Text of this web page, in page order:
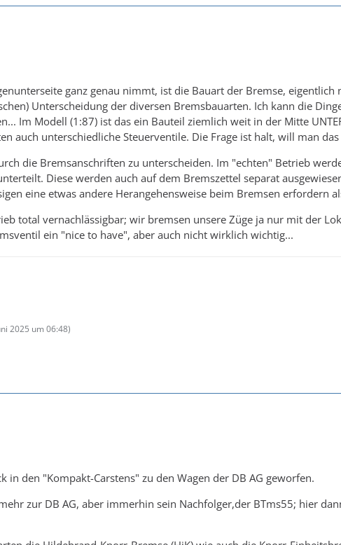
ganz genau nimmt, ist die Bauart der Bremse, eigentlich
Unterscheidung der diversen Bremsbauarten. Ich kann die
Im Modell (1:87) ist das ein Bauteil ziemlich weit in der Mitte
auch unterschiedliche Steuerventile. Die Frage ist halt, will man
die Bremsanschriften zu unterscheiden. Im "echten" Betrieb
Diese werden auch auf dem Bremszettel separat
eine etwas andere Herangehensweise beim Bremsen erfordern
total vernachlässigbar; wir bremsen unsere Züge ja nur mit der
ein "nice to have", aber auch nicht wirklich wichtig...
2025 um 06:48)
in den "Kompakt-Carstens" zu den Wagen der DB AG geworfen.
zur DB AG, aber immerhin sein Nachfolger,der BTms55; hier